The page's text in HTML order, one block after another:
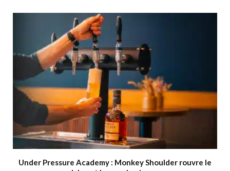
Under Pressure Academy : Monkey Shoulder rouvre le